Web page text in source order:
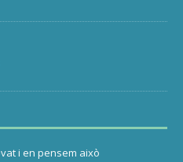
i en pensem això